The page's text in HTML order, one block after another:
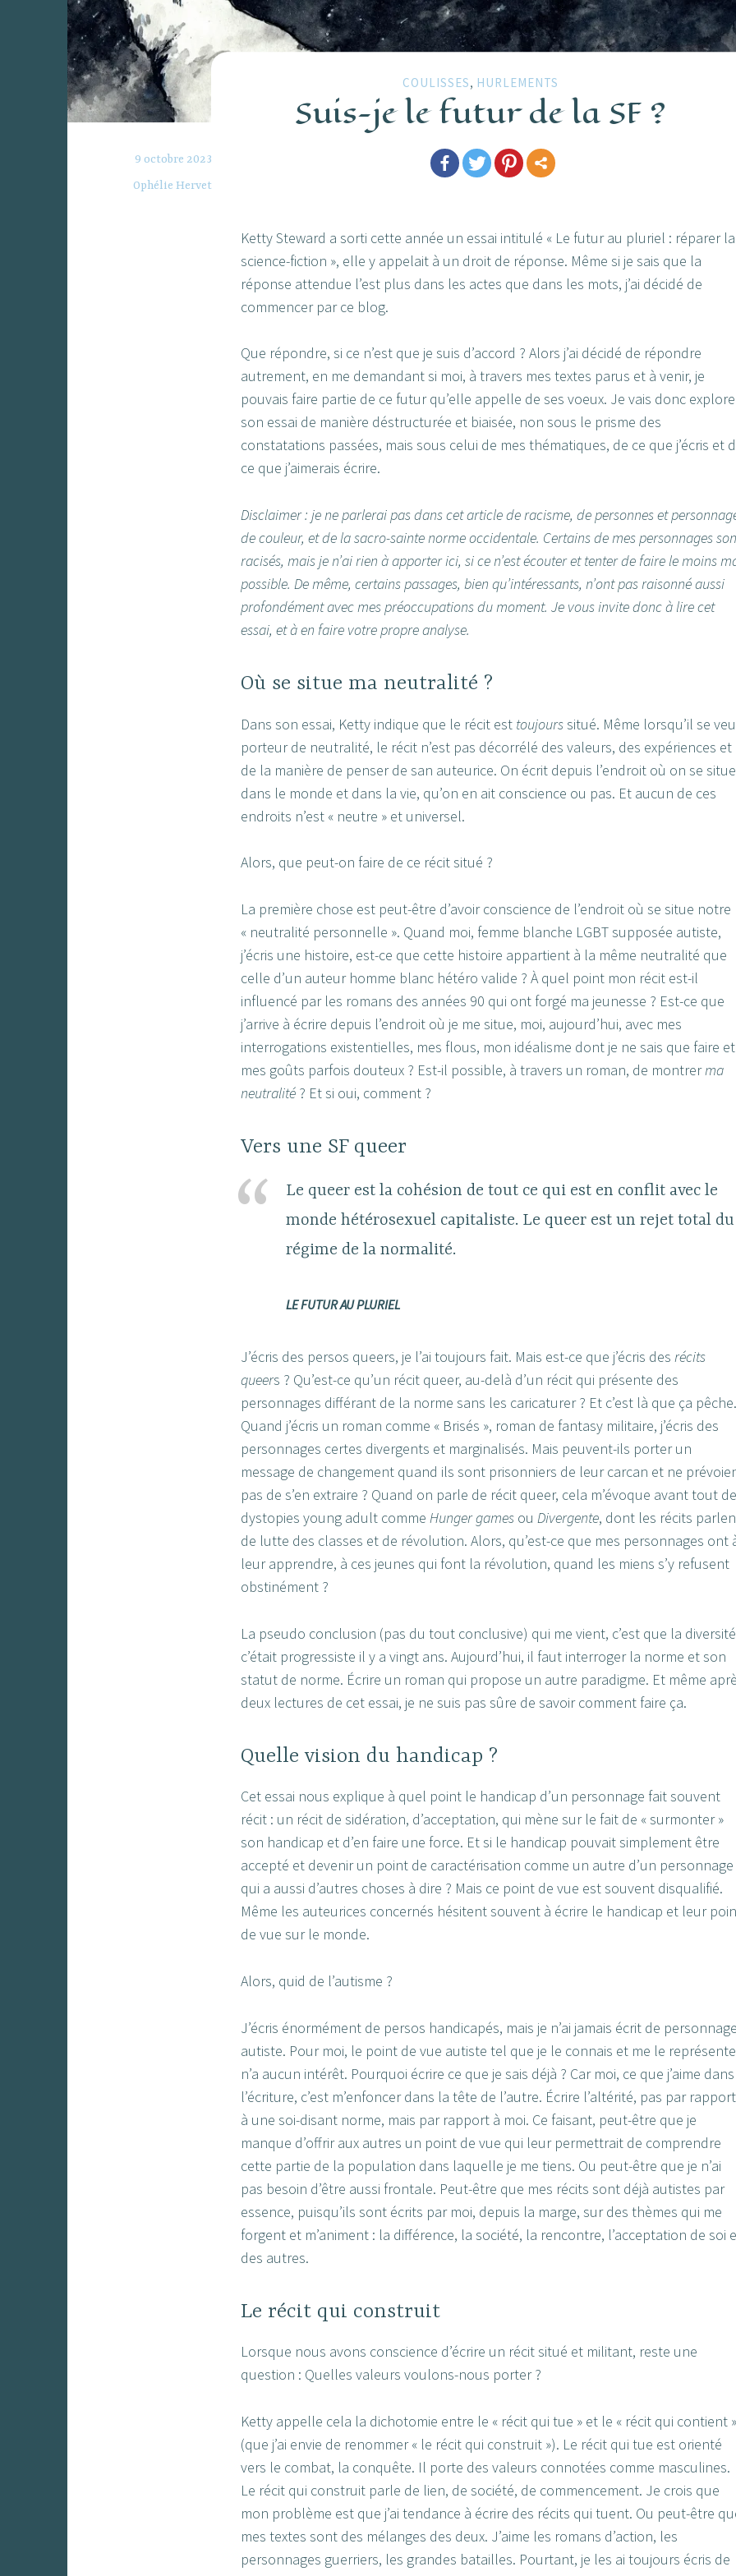
COULISSES, HURLEMENTS
Suis-je le futur de la SF ?
9 octobre 2023
Ophélie Hervet
Ketty Steward a sorti cette année un essai intitulé « Le futur au pluriel : réparer la
science-fiction », elle y appelait à un droit de réponse. Même si je sais que la
réponse attendue l’est plus dans les actes que dans les mots, j’ai décidé de
commencer par ce blog.
Que répondre, si ce n’est que je suis d’accord ? Alors j’ai décidé de répondre
autrement, en me demandant si moi, à travers mes textes parus et à venir, je
pouvais faire partie de ce futur qu’elle appelle de ses voeux. Je vais donc
son essai de manière déstructurée et biaisée, non sous le prisme des
constatations passées, mais sous celui de mes thématiques, de ce que j’écris et
ce que j’aimerais écrire.
Disclaimer : je ne parlerai pas dans cet article de racisme, de personnes et
de couleur, et de la sacro-sainte norme occidentale. Certains de mes personnages
racisés, mais je n’ai rien à apporter ici, si ce n’est écouter et tenter de faire le moins
possible. De même, certains passages, bien qu’intéressants, n’ont pas raisonné aussi
profondément avec mes préoccupations du moment. Je vous invite donc à lire cet
essai, et à en faire votre propre analyse.
Où se situe ma neutralité ?
Dans son essai, Ketty indique que le récit est toujourssitué. Même lorsqu’il se
porteur de neutralité, le récit n’est pas décorrélé des valeurs, des expériences et
de la manière de penser de san auteurice. On écrit depuis l’endroit où on se situe
dans le monde et dans la vie, qu’on en ait conscience ou pas. Et aucun de ces
endroits n’est « neutre » et universel.
Alors, que peut-on faire de ce récit situé ?
La première chose est peut-être d’avoir conscience de l’endroit où se situe notre
« neutralité personnelle ». Quand moi, femme blanche LGBT supposée autiste,
j’écris une histoire, est-ce que cette histoire appartient à la même neutralité que
celle d’un auteur homme blanc hétéro valide ? À quel point mon récit est-il
influencé par les romans des années 90 qui ont forgé ma jeunesse ? Est-ce que
j’arrive à écrire depuis l’endroit où je me situe, moi, aujourd’hui, avec mes
interrogations existentielles, mes flous, mon idéalisme dont je ne sais que faire et
mes goûts parfois douteux ? Est-il possible, à travers un roman, de montrerma
neutralité ? Et si oui, comment ?
Vers une SF queer
Le queer est la cohésion de tout ce qui est en conflit avec le
monde hétérosexuel capitaliste. Le queer est un rejet total du
régime de la normalité.
LE FUTUR AU PLURIEL
J’écris des persos queers, je l’ai toujours fait. Mais est-ce que j’écris des récits
queers ? Qu’est-ce qu’un récit queer, au-delà d’un récit qui présente des
personnages différant de la norme sans les caricaturer ? Et c’est là que ça pêche.
Quand j’écris un roman comme « Brisés », roman de fantasy militaire, j’écris des
personnages certes divergents et marginalisés. Mais peuvent-ils porter un
message de changement quand ils sont prisonniers de leur carcan et ne
pas de s’en extraire ? Quand on parle de récit queer, cela m’évoque avant tout
dystopies young adult comme Hunger games ou Divergente, dont les récits
de lutte des classes et de révolution. Alors, qu’est-ce que mes personnages ont
leur apprendre, à ces jeunes qui font la révolution, quand les miens s’y refusent
obstinément ?
La pseudo conclusion (pas du tout conclusive) qui me vient, c’est que la
c’était progressiste il y a vingt ans. Aujourd’hui, il faut interroger la norme et son
statut de norme. Écrire un roman qui propose un autre paradigme. Et même
deux lectures de cet essai, je ne suis pas sûre de savoir comment faire ça.
Quelle vision du handicap ?
Cet essai nous explique à quel point le handicap d’un personnage fait souvent
récit : un récit de sidération, d’acceptation, qui mène sur le fait de « surmonter »
son handicap et d’en faire une force. Et si le handicap pouvait simplement être
accepté et devenir un point de caractérisation comme un autre d’un personnage
qui a aussi d’autres choses à dire ? Mais ce point de vue est souvent disqualifié.
Même les auteurices concernés hésitent souvent à écrire le handicap et leur
de vue sur le monde.
Alors, quid de l’autisme ?
J’écris énormément de persos handicapés, mais je n’ai jamais écrit de
autiste. Pour moi, le point de vue autiste tel que je le connais et me le représente
n’a aucun intérêt. Pourquoi écrire ce que je sais déjà ? Car moi, ce que j’aime dans
l’écriture, c’est m’enfoncer dans la tête de l’autre. Écrire l’altérité, pas par rapport
à une soi-disant norme, mais par rapport à moi. Ce faisant, peut-être que je
manque d’offrir aux autres un point de vue qui leur permettrait de comprendre
cette partie de la population dans laquelle je me tiens. Ou peut-être que je n’ai
pas besoin d’être aussi frontale. Peut-être que mes récits sont déjà autistes par
essence, puisqu’ils sont écrits par moi, depuis la marge, sur des thèmes qui me
forgent et m’animent : la différence, la société, la rencontre, l’acceptation de soi
des autres.
Le récit qui construit
Lorsque nous avons conscience d’écrire un récit situé et militant, reste une
question : Quelles valeurs voulons-nous porter ?
Ketty appelle cela la dichotomie entre le « récit qui tue » et le « récit qui contient »
(que j’ai envie de renommer « le récit qui construit »). Le récit qui tue est orienté
vers le combat, la conquête. Il porte des valeurs connotées comme masculines.
Le récit qui construit parle de lien, de société, de commencement. Je crois que
mon problème est que j’ai tendance à écrire des récits qui tuent. Ou peut-être
mes textes sont des mélanges des deux. J’aime les romans d’action, les
personnages guerriers, les grandes batailles. Pourtant, je les ai toujours écris de